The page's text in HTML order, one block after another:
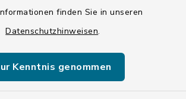
finden Sie in unseren
Datenschutzhinweisen.
Kenntnis genommen
Sitemap
Einstellungen